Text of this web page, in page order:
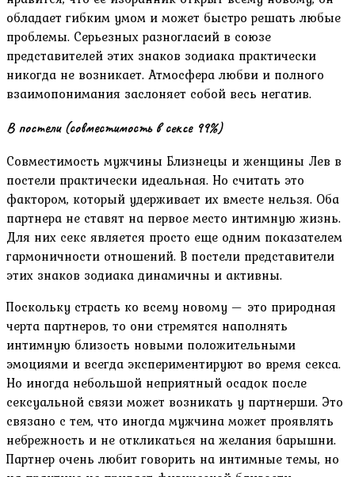
обладает гибким умом и может быстро решать любые
проблемы. Серьезных разногласий в союзе
представителей этих знаков зодиака практически
никогда не возникает. Атмосфера любви и полного
взаимопонимания заслоняет собой весь негатив.
В постели (совместимость в сексе 99%)
Совместимость мужчины Близнецы и женщины Лев в
постели практически идеальная. Но считать это
фактором, который удерживает их вместе нельзя. Оба
партнера не ставят на первое место интимную жизнь.
Для них секс является просто еще одним показателем
гармоничности отношений. В постели представители
этих знаков зодиака динамичны и активны.
Поскольку страсть ко всему новому — это природная
черта партнеров, то они стремятся наполнять
интимную близость новыми положительными
эмоциями и всегда экспериментируют во время секса.
Но иногда небольшой неприятный осадок после
сексуальной связи может возникать у партнерши. Это
связано с тем, что иногда мужчина может проявлять
небрежность и не откликаться на желания барышни.
Партнер очень любит говорить на интимные темы, но